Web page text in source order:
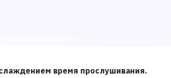
время прослушивания.